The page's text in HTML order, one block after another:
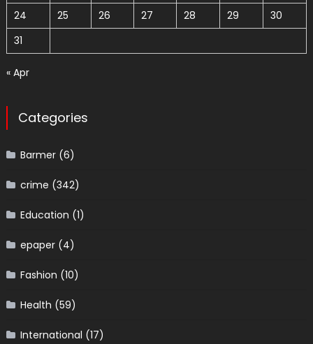
24
25 26 27 28 29
30
31
« Apr
Categories
Barmer(6)
crime (342)
Education (1)
epaper(4)
Fashion (10)
Health (59)
International (17)